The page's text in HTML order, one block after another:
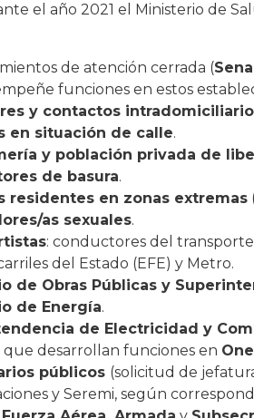
el año 2021 el Ministerio de
de atención cerrada (
funciones en estos
y contactos
en situación de calle.
y población privada de
de basura.
residentes en zonas extremas
as sexuales.
: conductores del
del Estado (EFE) y Metro.
de Obras Públicas y
de Energía.
de Electricidad y
que desarrollan funciones en
públicos (solicitud de
y Seremi, según